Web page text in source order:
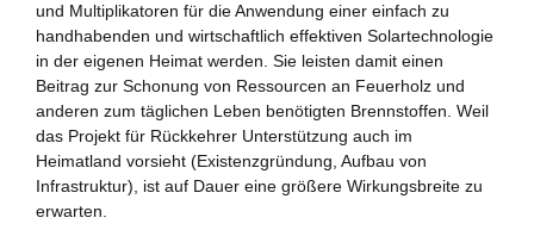
und Multiplikatoren für die Anwendung einer einfach zu
handhabenden und wirtschaftlich effektiven Solartechnologie
in der eigenen Heimat werden. Sie leisten damit einen
Beitrag zur Schonung von Ressourcen an Feuerholz und
anderen zum täglichen Leben benötigten Brennstoffen. Weil
das Projekt für Rückkehrer Unterstützung auch im
Heimatland vorsieht (Existenzgründung, Aufbau von
Infrastruktur), ist auf Dauer eine größere Wirkungsbreite zu
erwarten.